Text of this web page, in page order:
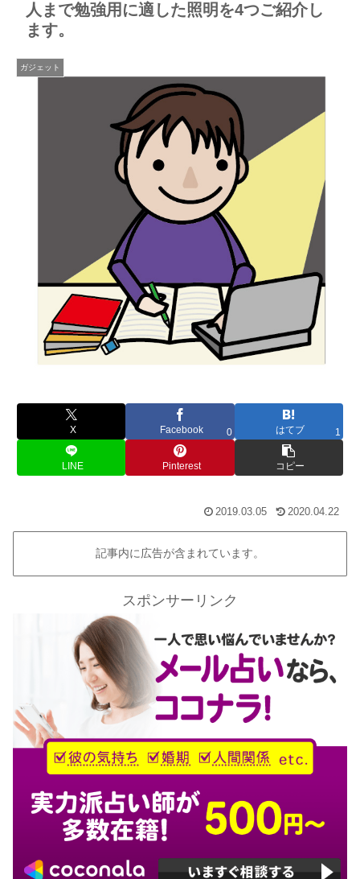
人まで勉強用に適した照明を4つご紹介し
ます。
ガジェット
X Facebook 0 はてブ 1
LINE Pinterest コピー
2019.03.05 2020.04.22
記事内に広告が含まれています。
スポンサーリンク